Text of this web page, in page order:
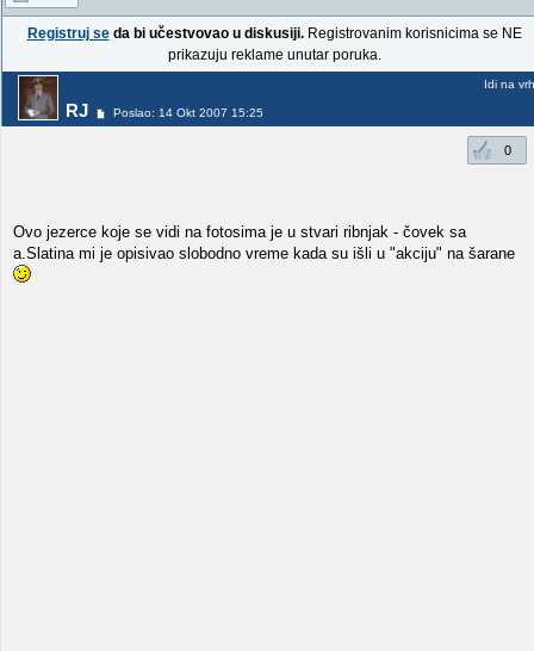
Registruj seda bi učestvovao u diskusiji.Registrovanim korisnicima se NE
prikazuju reklame unutar poruka.
RJ Poslao: 14 Okt 2007 15:25
Idi na vrh
0
Ovo jezerce koje se vidi na fotosima je u stvari ribnjak - čovek sa
a.Slatina mi je opisivao slobodno vreme kada su išli u "akciju" na šarane